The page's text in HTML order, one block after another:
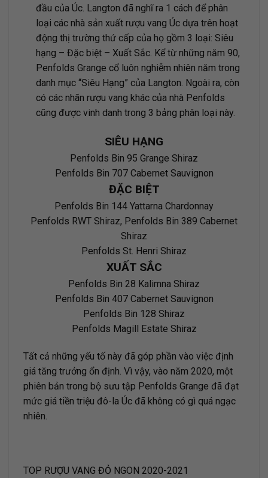
đầu của Úc. Langton đã nghĩ ra 1 cách để phân
loại các nhà sản xuất rượu vang Úc dựa trên hoạt
động thị trường thứ cấp của họ gồm 3 loại: Siêu
hạng – Đặc biệt – Xuất Sắc. Kể từ những năm 90,
Penfolds Grange cổ luôn nghiễm nhiên năm trong
danh mục “Siêu Hạng” của Langton. Ngoài ra, còn
có các nhãn rượu vang khác của nhà Penfolds
cũng được vinh danh trong 3 bảng phân loại này.
SIÊU HẠNG
Penfolds Bin 95 Grange Shiraz
Penfolds Bin 707 Cabernet Sauvignon
ĐẶC BIỆT
Penfolds Bin 144 Yattarna Chardonnay
Penfolds RWT Shiraz, Penfolds Bin 389 Cabernet
Shiraz
Penfolds St. Henri Shiraz
XUẤT SẮC
Penfolds Bin 28 Kalimna Shiraz
Penfolds Bin 407 Cabernet Sauvignon
Penfolds Bin 128 Shiraz
Penfolds Magill Estate Shiraz
Tất cả những yếu tố này đã góp phần vào việc định
giá tăng trưởng ổn định. Vì vậy, vào năm 2020, một
phiên bản trong bộ sưu tập Penfolds Grange đã đạt
mức giá tiền triệu đô-la Úc đã không có gì quá ngạc
nhiên.
TOP RƯỢU VANG ĐỎ NGON 2020-2021